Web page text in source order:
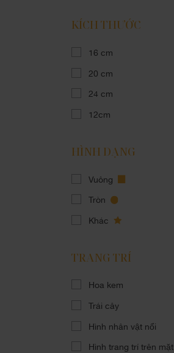
KÍCH THƯỚC
16 cm
20 cm
24 cm
12cm
HÌNH DẠNG
Vuông
Tròn
Khác
TRANG TRÍ
Hoa kem
Trái cây
Hình nhân vật nổi
Hình trang trí trên mặt